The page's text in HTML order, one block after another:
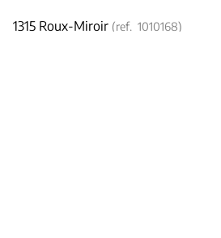
1315 Roux-Miroir (ref. 1010168)